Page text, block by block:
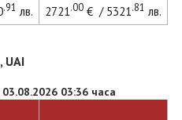
.91 лв. 2721.00€ / 5321.81 лв.
UAI
03:36 часа